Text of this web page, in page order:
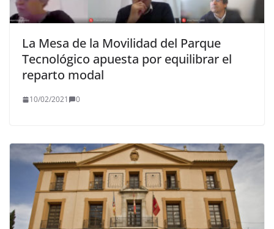
La Mesa de la Movilidad del Parque
Tecnológico apuesta por equilibrar el
reparto modal
10/02/2021 0